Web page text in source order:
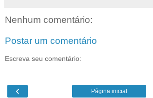
Nenhum comentário:
Postar um comentário
Escreva seu comentário:
‹ Página inicial